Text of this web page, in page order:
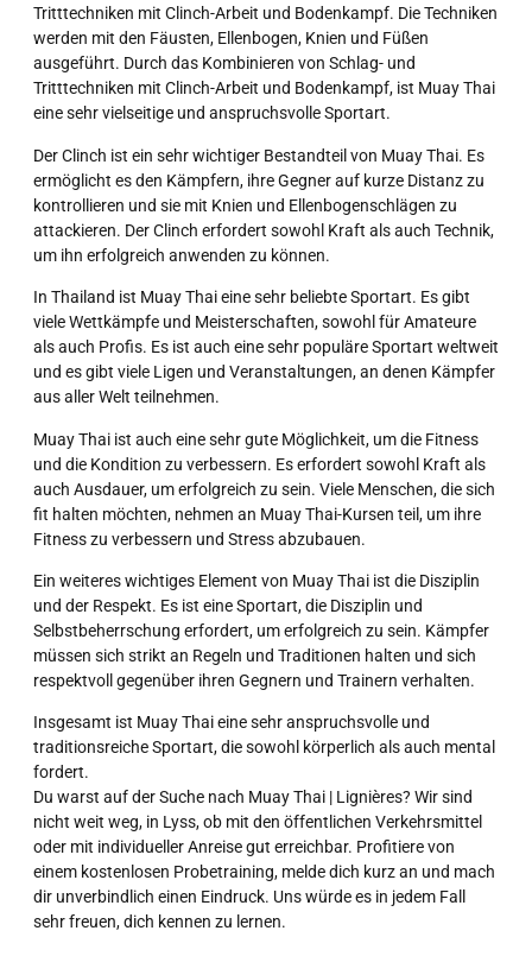
Tritttechniken mit Clinch-Arbeit und Bodenkampf. Die Techniken
werden mit den Fäusten, Ellenbogen, Knien und Füßen
ausgeführt. Durch das Kombinieren von Schlag- und
Tritttechniken mit Clinch-Arbeit und Bodenkampf, ist Muay Thai
eine sehr vielseitige und anspruchsvolle Sportart.
Der Clinch ist ein sehr wichtiger Bestandteil von Muay Thai. Es
ermöglicht es den Kämpfern, ihre Gegner auf kurze Distanz zu
kontrollieren und sie mit Knien und Ellenbogenschlägen zu
attackieren. Der Clinch erfordert sowohl Kraft als auch Technik,
um ihn erfolgreich anwenden zu können.
In Thailand ist Muay Thai eine sehr beliebte Sportart. Es gibt
viele Wettkämpfe und Meisterschaften, sowohl für Amateure
als auch Profis. Es ist auch eine sehr populäre Sportart weltweit
und es gibt viele Ligen und Veranstaltungen, an denen Kämpfer
aus aller Welt teilnehmen.
Muay Thai ist auch eine sehr gute Möglichkeit, um die Fitness
und die Kondition zu verbessern. Es erfordert sowohl Kraft als
auch Ausdauer, um erfolgreich zu sein. Viele Menschen, die sich
fit halten möchten, nehmen an Muay Thai-Kursen teil, um ihre
Fitness zu verbessern und Stress abzubauen.
Ein weiteres wichtiges Element von Muay Thai ist die Disziplin
und der Respekt. Es ist eine Sportart, die Disziplin und
Selbstbeherrschung erfordert, um erfolgreich zu sein. Kämpfer
müssen sich strikt an Regeln und Traditionen halten und sich
respektvoll gegenüber ihren Gegnern und Trainern verhalten.
Insgesamt ist Muay Thai eine sehr anspruchsvolle und
traditionsreiche Sportart, die sowohl körperlich als auch mental
fordert.
Du warst auf der Suche nach Muay Thai | Lignières? Wir sind
nicht weit weg, in Lyss, ob mit den öffentlichen Verkehrsmittel
oder mit individueller Anreise gut erreichbar. Profitiere von
einem kostenlosen Probetraining, melde dich kurz an und mach
dir unverbindlich einen Eindruck. Uns würde es in jedem Fall
sehr freuen, dich kennen zu lernen.